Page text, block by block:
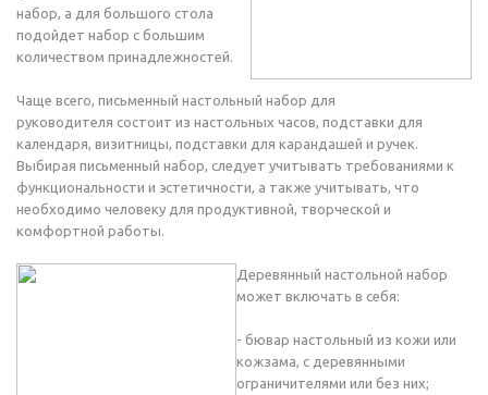
набор, а для большого стола
подойдет набор с большим
количеством принадлежностей.
Чаще всего, письменный настольный набор для
руководителя состоит из настольных часов, подставки для
календаря, визитницы, подставки для карандашей и ручек.
Выбирая письменный набор, следует учитывать требованиями к
функциональности и эстетичности, а также учитывать, что
необходимо человеку для продуктивной, творческой и
комфортной работы.
Деревянный настольной набор
может включать в себя:
- бювар настольный из кожи или
кожзама, с деревянными
ограничителями или без них;